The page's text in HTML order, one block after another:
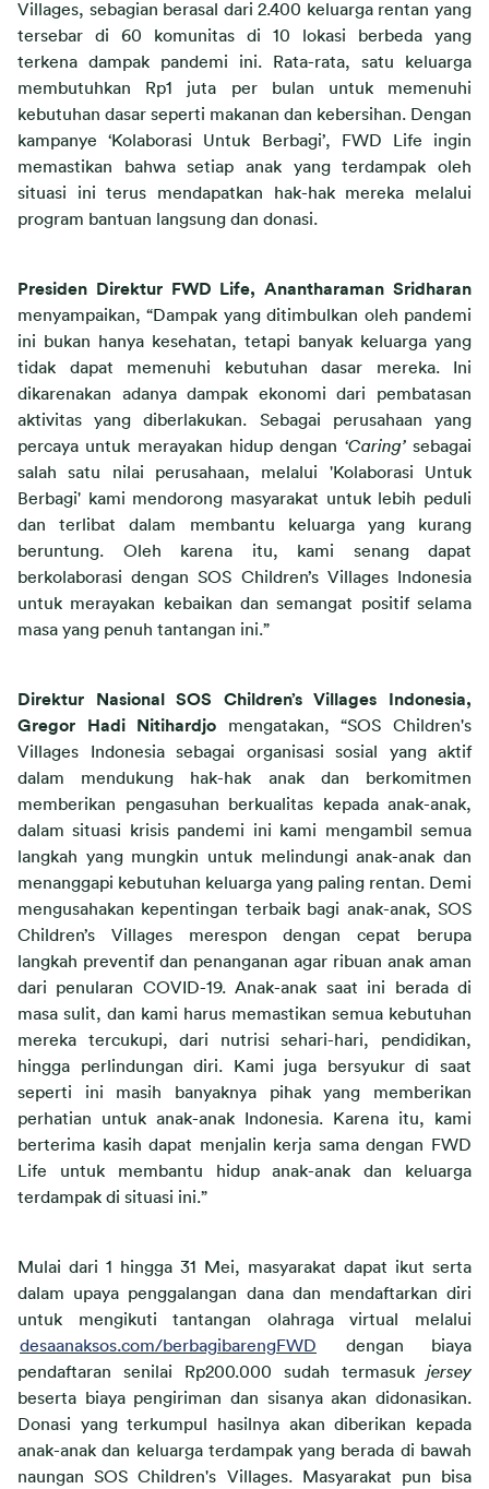
Villages, sebagian berasal dari 2.400 keluarga rentan yang
tersebar di 60 komunitas di 10 lokasi berbeda yang
terkena dampak pandemi ini. Rata-rata, satu keluarga
membutuhkan Rp1 juta per bulan untuk memenuhi
kebutuhan dasar seperti makanan dan kebersihan. Dengan
kampanye ‘Kolaborasi Untuk Berbagi’, FWD Life ingin
memastikan bahwa setiap anak yang terdampak oleh
situasi ini terus mendapatkan hak-hak mereka melalui
program bantuan langsung dan donasi.
Presiden Direktur FWD Life, Anantharaman Sridharan
menyampaikan, “Dampak yang ditimbulkan oleh pandemi
ini bukan hanya kesehatan, tetapi banyak keluarga yang
tidak dapat memenuhi kebutuhan dasar mereka. Ini
dikarenakan adanya dampak ekonomi dari pembatasan
aktivitas yang diberlakukan. Sebagai perusahaan yang
percaya untuk merayakan hidup dengan ‘Caring’ sebagai
salah satu nilai perusahaan, melalui 'Kolaborasi Untuk
Berbagi' kami mendorong masyarakat untuk lebih peduli
dan terlibat dalam membantu keluarga yang kurang
beruntung. Oleh karena itu, kami senang dapat
berkolaborasi dengan SOS Children’s Villages Indonesia
untuk merayakan kebaikan dan semangat positif selama
masa yang penuh tantangan ini.”
Direktur Nasional SOS Children’s Villages Indonesia,
Gregor Hadi Nitihardjo mengatakan, “SOS Children's
Villages Indonesia sebagai organisasi sosial yang aktif
dalam mendukung hak-hak anak dan berkomitmen
memberikan pengasuhan berkualitas kepada anak-anak,
dalam situasi krisis pandemi ini kami mengambil semua
langkah yang mungkin untuk melindungi anak-anak dan
menanggapi kebutuhan keluarga yang paling rentan. Demi
mengusahakan kepentingan terbaik bagi anak-anak, SOS
Children’s Villages merespon dengan cepat berupa
langkah preventif dan penanganan agar ribuan anak aman
dari penularan COVID-19. Anak-anak saat ini berada di
masa sulit, dan kami harus memastikan semua kebutuhan
mereka tercukupi, dari nutrisi sehari-hari, pendidikan,
hingga perlindungan diri. Kami juga bersyukur di saat
seperti ini masih banyaknya pihak yang memberikan
perhatian untuk anak-anak Indonesia. Karena itu, kami
berterima kasih dapat menjalin kerja sama dengan FWD
Life untuk membantu hidup anak-anak dan keluarga
terdampak di situasi ini.”
Mulai dari 1 hingga 31 Mei, masyarakat dapat ikut serta
dalam upaya penggalangan dana dan mendaftarkan diri
untuk mengikuti tantangan olahraga virtual
desaanaksos.com/berbagibarengFWD
dengan biaya
pendaftaran senilai Rp200.000 sudah termasuk jersey
beserta biaya pengiriman dan sisanya akan didonasikan.
Donasi yang terkumpul hasilnya akan diberikan kepada
anak-anak dan keluarga terdampak yang berada di bawah
naungan SOS Children's Villages. Masyarakat pun bisa